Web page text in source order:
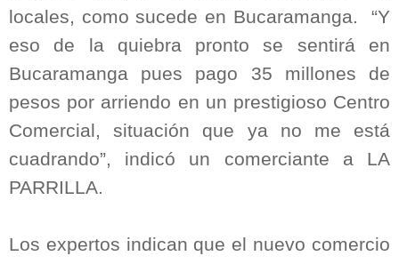
locales, como sucede en Bucaramanga. “Y
eso de la quiebra pronto se sentirá en
Bucaramanga pues pago 35 millones de
pesos por arriendo en un prestigioso Centro
Comercial, situación que ya no me está
cuadrando”, indicó un comerciante a LA
PARRILLA.
Los expertos indican que el nuevo comercio